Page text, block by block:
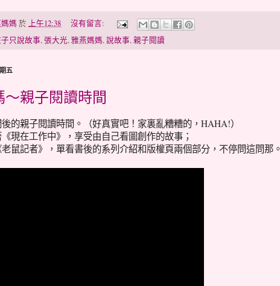
媽 於 上午12:38
沒有留言:
只說故事,張大光,雅燕媽媽,說故事,親子閱讀
五
～親子閱讀時間
的親子閱讀時間。（好真實吧！家裏亂糟糟的，HAHA!）
現在工作中》，享受由自己看圖創作的故事；
鼠記者》，單看書後的系列介紹和版權頁兩個部分，不停問這問那。